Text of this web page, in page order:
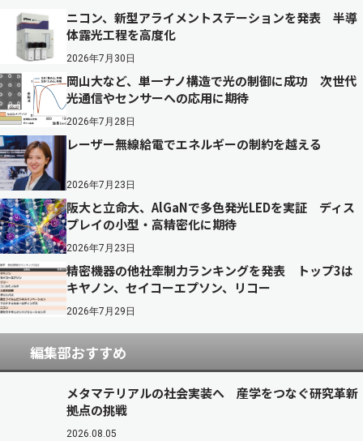
ニコン、新型アライメントステーションを発表 半導
体露光工程を高度化
2026年7月30日
岡山大など、単一ナノ構造で光の制御に成功 次世代
光通信やセンサーへの応用に期待
2026年7月28日
レーザー無線給電でエネルギーの制約を越える
2026年7月23日
阪大と立命大、AlGaNで多色発光LEDを実証 ディス
プレイの小型・高精密化に期待
2026年7月23日
精密機器の他社牽制力ランキングを発表 トップ3は
キヤノン、セイコーエプソン、リコー
2026年7月29日
編集部おすすめ
メタマテリアルの社会実装へ 産学をつなぐ研究革新
拠点の挑戦
2026.08.05